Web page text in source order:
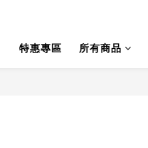
特惠專區 所有商品